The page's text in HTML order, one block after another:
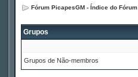
Fórum PicapesGM - Índice do Fórum
Grupos
Grupos de Não-membros